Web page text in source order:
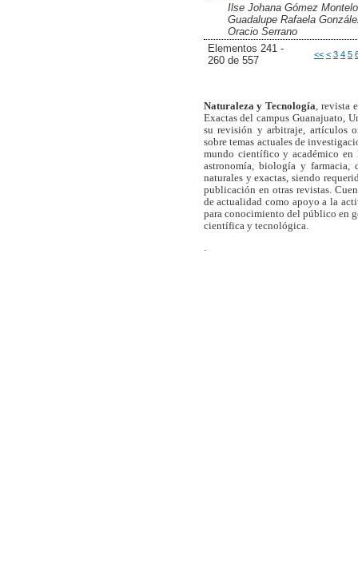
Ilse Johana Gómez
Guadalupe Rafaela
Oracio Serrano
Elementos 241 -
260 de 557
<< < 3 4 5
Naturaleza y Tecnología, revista
Exactas del campus Guanajuato,
su revisión y arbitraje, artículos
sobre temas actuales de
mundo científico y académico en
astronomía, biología y farmacia,
naturales y exactas, siendo
publicación en otras revistas.
de actualidad como apoyo a la
para conocimiento del público en
científica y tecnológica.
.